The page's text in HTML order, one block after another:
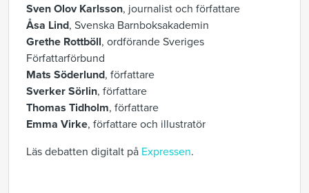
Sven Olov Karlsson, journalist och författare
Åsa Lind, Svenska Barnboksakademin
Grethe Rottböll, ordförande Sveriges
Författarförbund
Mats Söderlund, författare
Sverker Sörlin, författare
Thomas Tidholm, författare
Emma Virke, författare och illustratör
Läs debatten digitalt på Expressen.